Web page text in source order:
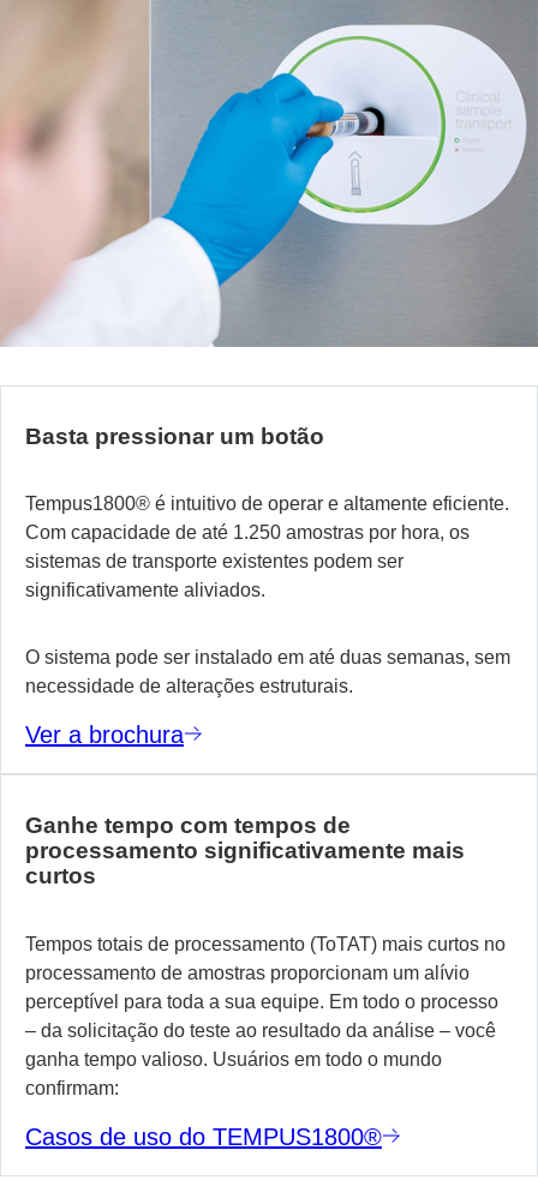
Basta pressionar um botão
Tempus1800® é intuitivo de operar e altamente eficiente.
Com capacidade de até 1.250 amostras por hora, os
sistemas de transporte existentes podem ser
significativamente aliviados.
O sistema pode ser instalado em até duas semanas, sem
necessidade de alterações estruturais.
Ver a brochura
Ganhe tempo com tempos de
processamento significativamente mais
curtos
Tempos totais de processamento (ToTAT) mais curtos no
processamento de amostras proporcionam um alívio
perceptível para toda a sua equipe. Em todo o processo
– da solicitação do teste ao resultado da análise – você
ganha tempo valioso. Usuários em todo o mundo
confirmam:
Casos de uso do TEMPUS1800®